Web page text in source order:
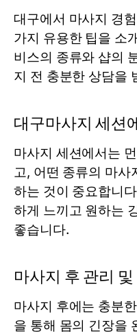
대구에서 마사지 경
가지 유용한 팁을 소
비스의 종류와 샵의
지 전 충분한 상담을
대구마사지 세션
마사지 세션에서는
고, 어떤 종류의 마사
하는 것이 중요합니
하게 느끼고 원하는
좋습니다.
마사지 후 관리
마사지 후에는 충분
을 통해 몸의 긴장을